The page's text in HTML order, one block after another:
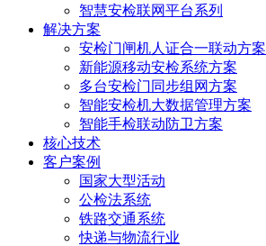
智慧安检联网平台系列
解决方案
安检门闸机人证合一联动方案
新能源移动安检系统方案
多台安检门同步组网方案
智能安检机大数据管理方案
智能手检联动防卫方案
核心技术
客户案例
国家大型活动
公检法系统
铁路交通系统
快递与物流行业